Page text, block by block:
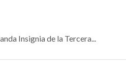
Insignia de la Tercera...